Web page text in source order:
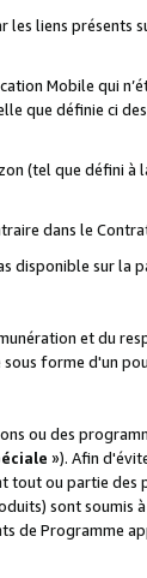
liens
Mobile qui
que définie ci
(tel que défini à
dans le
disponible sur la
et du
sous forme d'un
ou des
»). Afin
ou partie
sont
de Programme